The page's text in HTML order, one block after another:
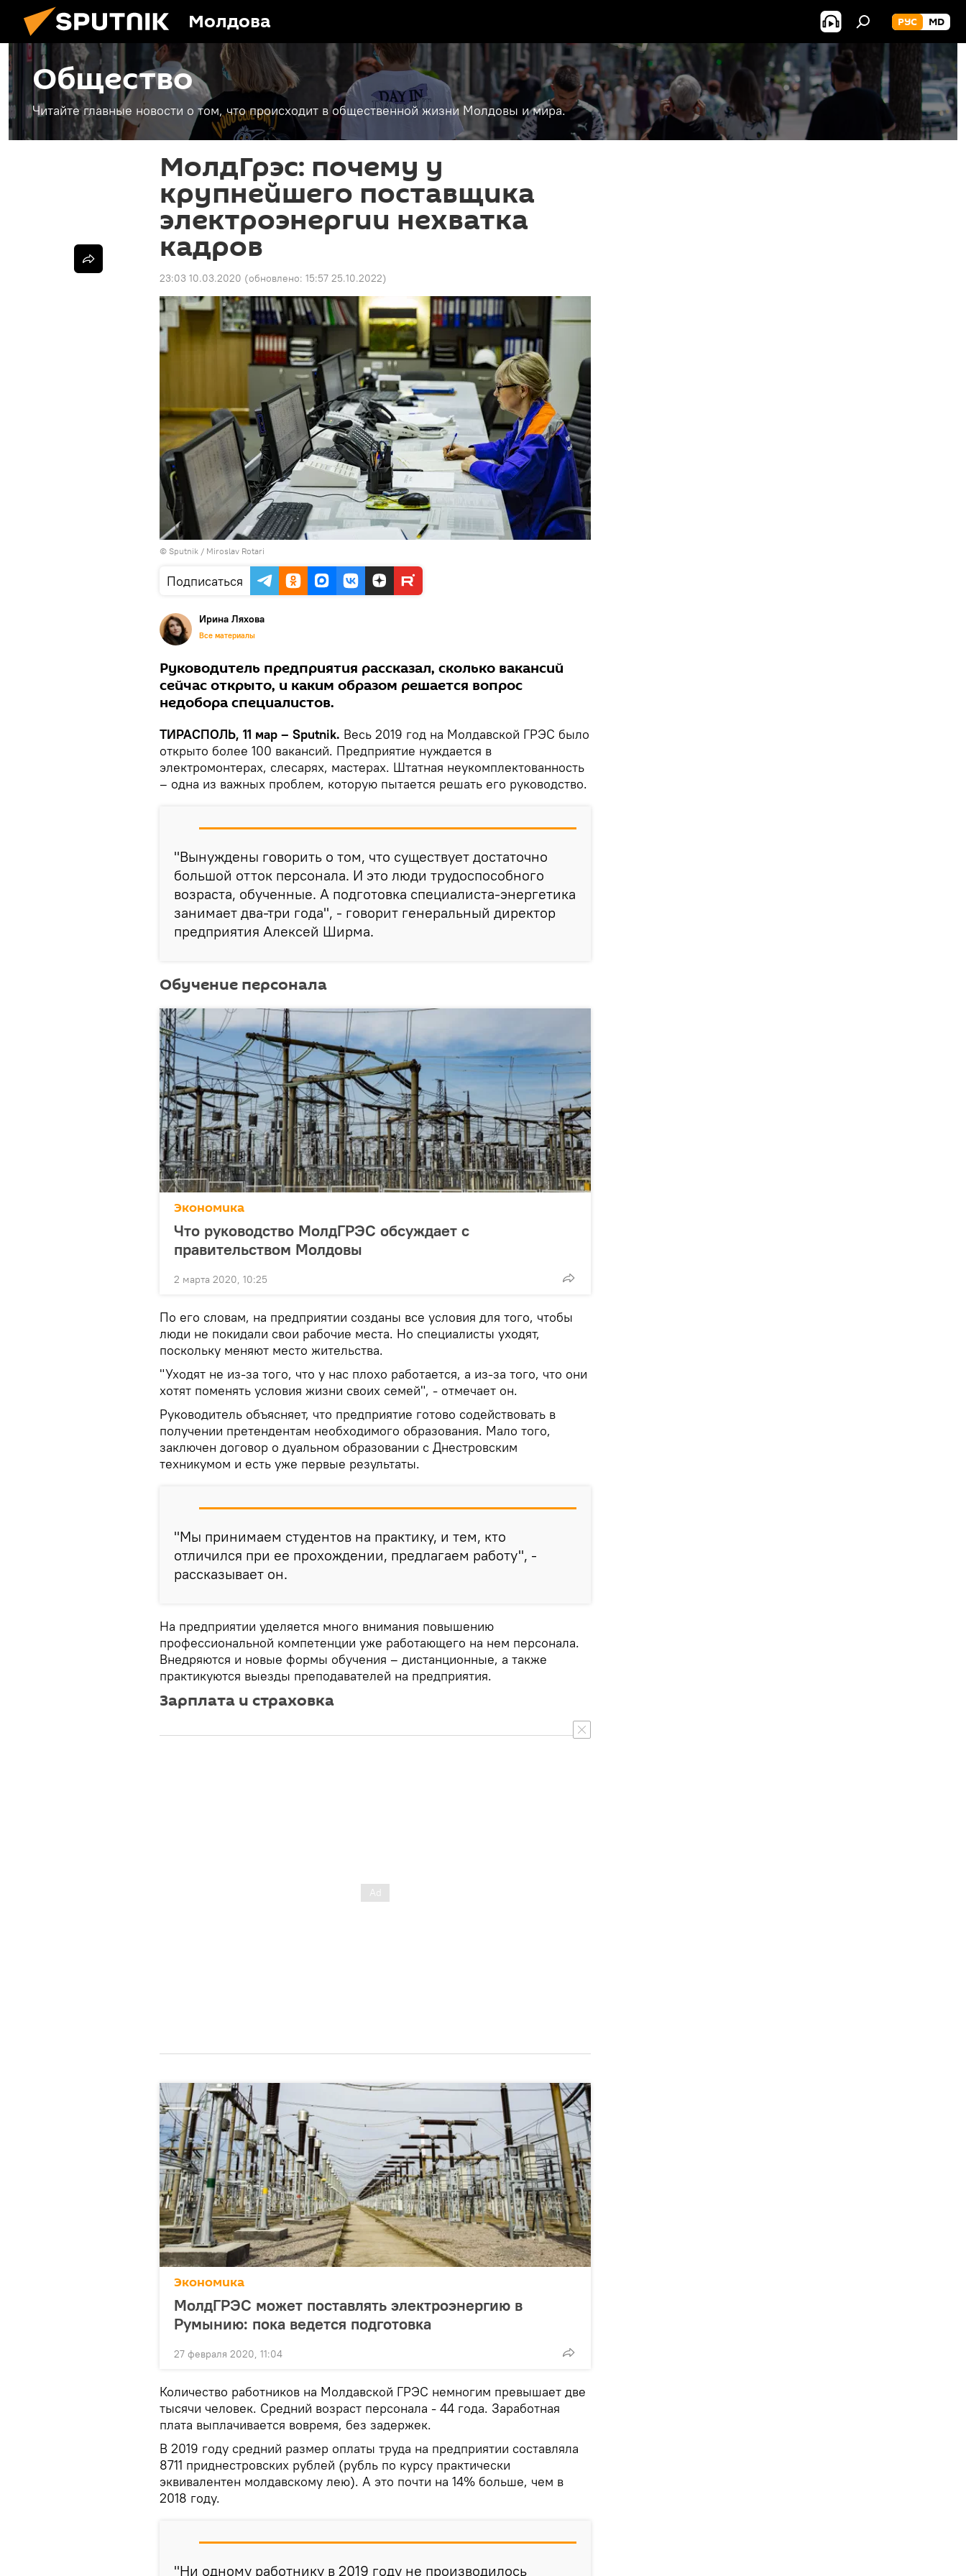
Молдова РУС MD
Общество
Читайте главные новости о том, что происходит в общественной жизни Молдовы и мира.
МолдГрэс: почему у
крупнейшего поставщика
электроэнергии нехватка
кадров
23:03 10.03.2020 (обновлено: 15:57 25.10.2022)
© Sputnik / Miroslav Rotari
Подписаться
Ирина Ляхова
Все материалы
Руководитель предприятия рассказал, сколько вакансий
сейчас открыто, и каким образом решается вопрос
недобора специалистов.
ТИРАСПОЛЬ, 11 мар – Sputnik. Весь 2019 год на Молдавской ГРЭС было
открыто более 100 вакансий. Предприятие нуждается в
электромонтерах, слесарях, мастерах. Штатная неукомплектованность
– одна из важных проблем, которую пытается решать его руководство.
"Вынуждены говорить о том, что существует достаточно
большой отток персонала. И это люди трудоспособного
возраста, обученные. А подготовка специалиста-энергетика
занимает два-три года", - говорит генеральный директор
предприятия Алексей Ширма.
Обучение персонала
Экономика
Что руководство МолдГРЭС обсуждает с
правительством Молдовы
2 марта 2020, 10:25
По его словам, на предприятии созданы все условия для того, чтобы
люди не покидали свои рабочие места. Но специалисты уходят,
поскольку меняют место жительства.
"Уходят не из-за того, что у нас плохо работается, а из-за того, что они
хотят поменять условия жизни своих семей", - отмечает он.
Руководитель объясняет, что предприятие готово содействовать в
получении претендентам необходимого образования. Мало того,
заключен договор о дуальном образовании с Днестровским
техникумом и есть уже первые результаты.
"Мы принимаем студентов на практику, и тем, кто
отличился при ее прохождении, предлагаем работу", -
рассказывает он.
На предприятии уделяется много внимания повышению
профессиональной компетенции уже работающего на нем персонала.
Внедряются и новые формы обучения – дистанционные, а также
практикуются выезды преподавателей на предприятия.
Зарплата и страховка
Экономика
МолдГРЭС может поставлять электроэнергию в
Румынию: пока ведется подготовка
27 февраля 2020, 11:04
Количество работников на Молдавской ГРЭС немногим превышает две
тысячи человек. Средний возраст персонала - 44 года. Заработная
плата выплачивается вовремя, без задержек.
В 2019 году средний размер оплаты труда на предприятии составляла
8711 приднестровских рублей (рубль по курсу практически
эквивалентен молдавскому лею). А это почти на 14% больше, чем в
2018 году.
"Ни одному работнику в 2019 году не производилось